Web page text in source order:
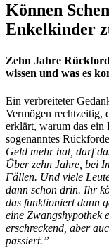
Können
Enkelkinder
Zehn Jahre
wissen und was es
Ein verbreiteter
Vermögen rechtzeitig,
erklärt, warum das ein
sogenanntes
Geld mehr hat, darf
Über zehn Jahre, bei
Fällen. Und viele
dann schon drin. Ihr
das funktioniert dann
eine Zwangshypothek
erschreckend, aber
passiert.”